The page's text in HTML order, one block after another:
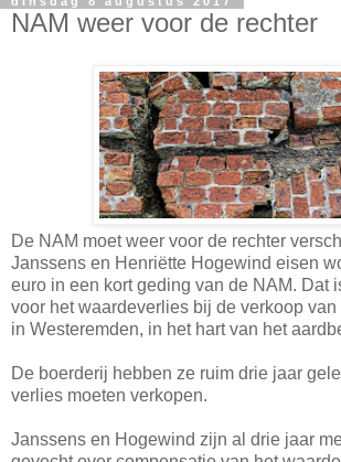
NAM weer voor de rechter
De NAM moet weer voor de rechter
Janssens en Henriëtte Hogewind eisen
euro in een kort geding van de NAM. Dat
voor het waardeverlies bij de verkoop van
in Westeremden, in het hart van het
De boerderij hebben ze ruim drie jaar
verlies moeten verkopen.
Janssens en Hogewind zijn al drie jaar